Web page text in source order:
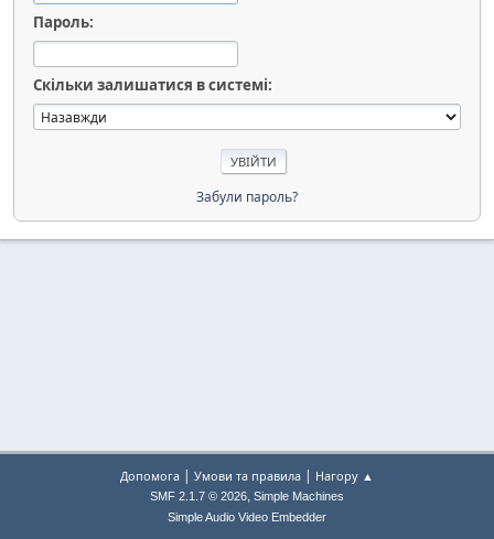
Пароль:
Скільки залишатися в системі:
Забули пароль?
Допомога | Умови та правила | Нагору ▲
SMF 2.1.7 © 2026, Simple Machines
Simple Audio Video Embedder